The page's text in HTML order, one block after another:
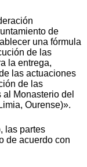
de
una fórmula
de las
la entrega,
las actuaciones
de las
Monasterio del
Ourense)».
las partes
de acuerdo con